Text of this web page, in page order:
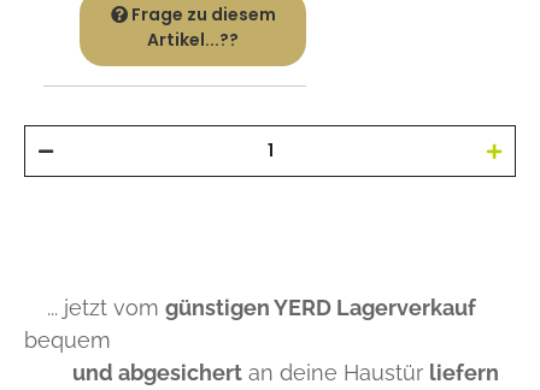
Frage zu diesem
Artikel...??
... jetzt vom günstigen YERD Lagerverkauf
bequem
und abgesichert an deine Haustür liefern